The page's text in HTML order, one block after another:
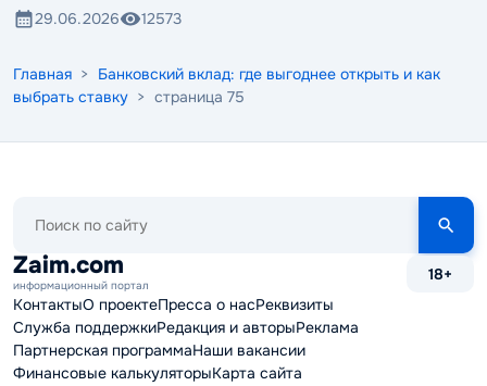
29.06.2026
12573
Главная > Банковский вклад: где выгоднее открыть и как
выбрать ставку > страница 75
сайту
Zaim.com
информационный портал
18+
КонтактыО проектеПресса о насРеквизиты
Служба поддержкиРедакция и авторыРеклама
Партнерская программаНаши вакансии
Финансовые калькуляторыКарта сайта